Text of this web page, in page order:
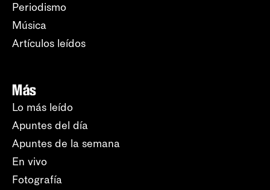
Periodismo
Música
Artículos leídos
Más
Lo más leído
Apuntes del día
Apuntes de la semana
En vivo
Fotografía